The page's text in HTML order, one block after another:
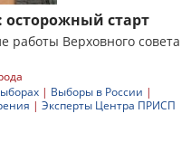
осторожный старт
работы Верховного совета
| Выборы в России |
| Эксперты Центра ПРИСП